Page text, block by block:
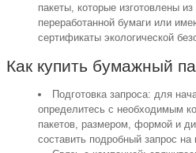
пакеты, которые изготовлены из
переработанной бумаги или
сертификаты экологической
Как купить бумажный
Подготовка запроса: для
определитесь с необходимым
пакетов, размером, формой и
составить подробный запрос на